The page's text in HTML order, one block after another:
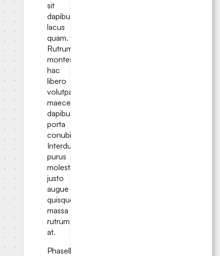
sit
dapibus
lacus
quam.
Rutrum
montes
hac
libero
volutpat
maecenas
dapibus
porta
conubia?
Interdum
purus
molestie
justo
augue
quisque
massa
rutrum
at.
Phasellus